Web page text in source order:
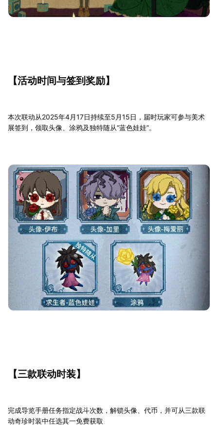
【活动时间与签到奖励】
本次联动从2025年4月17日持续至5月15日，届时玩家可参与美术
展签到，领取头像、涂鸦及独特随从“蓝色娃娃”。
【三款联动时装】
完成导览手册任务指定战斗次数，解锁头像、代币，并可从三款联
动奇珍时装中任选其一免费获取